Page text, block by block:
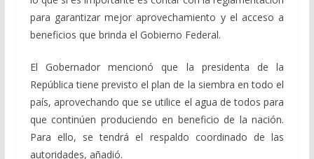
para garantizar mejor aprovechamiento y el acceso a
beneficios que brinda el Gobierno Federal.
El Gobernador mencionó que la presidenta de la
República tiene previsto el plan de la siembra en todo el
país, aprovechando que se utilice el agua de todos para
que continúen produciendo en beneficio de la nación.
Para ello, se tendrá el respaldo coordinado de las
autoridades, añadió.